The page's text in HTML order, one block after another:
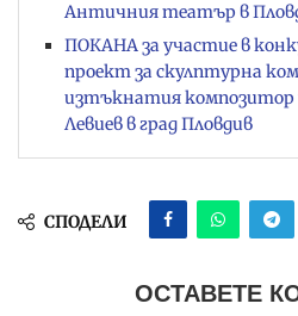
Античния театър в
ПОКАНА за участие в
проект за скулптурна
изтъкнатия композитор
Левиев в град Пловдив
СПОДЕЛИ
ОСТАВЕТЕ